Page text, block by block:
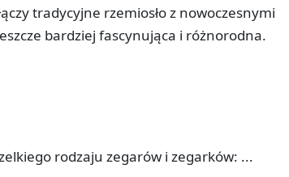
tradycyjne rzemiosło z nowoczesnymi
bardziej fascynująca i różnorodna.
rodzaju zegarów i zegarków: ...